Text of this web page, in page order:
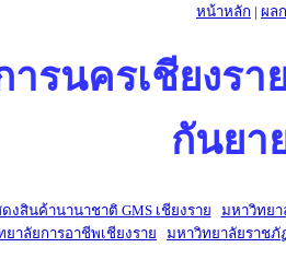
หน้าหลัก | ผล
รนครเชียงรา
กันยา
งสินค้านานาชาติ GMS เชียงราย
มหาวิทยา
ยาลัยการอาชีพเชียงราย มหาวิทยาลัยราชภั